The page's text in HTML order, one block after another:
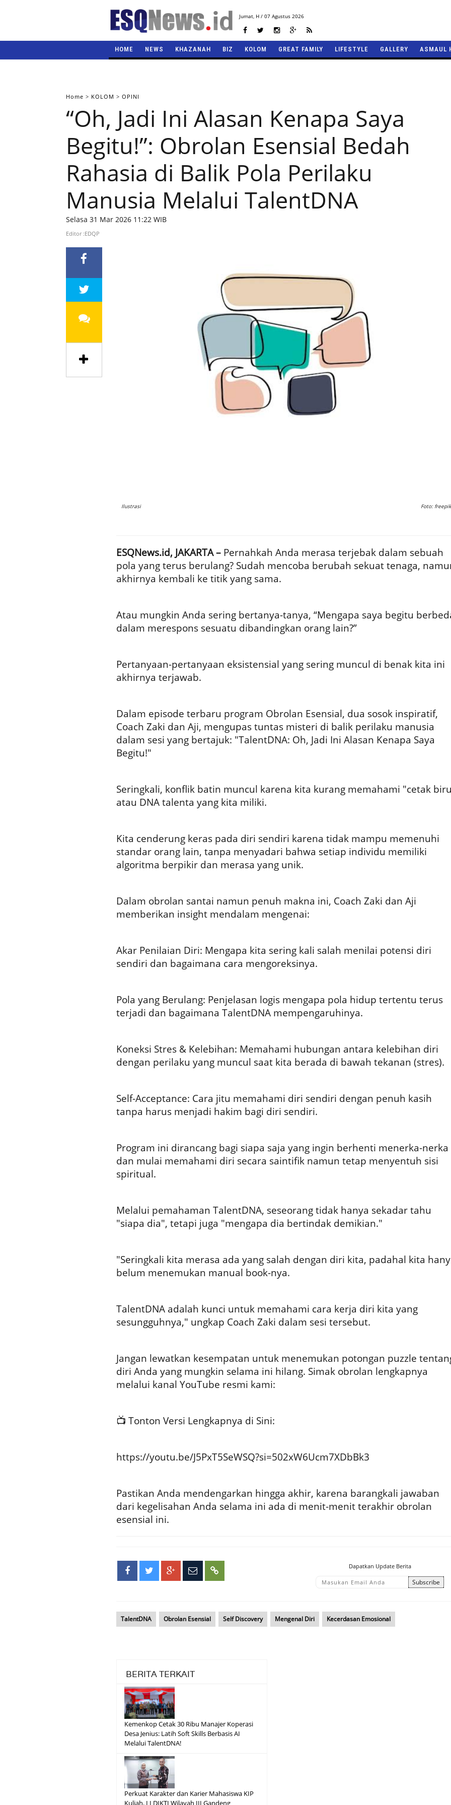
Jumat,H / 07 Agustus 2026
HOME NEWS KHAZANAH BIZ KOLOM GREAT FAMILY LIFESTYLE GALLERY ASMAUL
Home > KOLOM > OPINI
“Oh, Jadi Ini Alasan Kenapa Saya
Begitu!”: Obrolan Esensial Bedah
Rahasia di Balik Pola Perilaku
Manusia Melalui TalentDNA
Selasa 31 Mar 2026 11:22 WIB
Editor :EDQP
Ilustrasi Foto: freepik
ESQNews.id, JAKARTA –Pernahkah Anda merasa terjebak dalam sebuah
pola yang terus berulang? Sudah mencoba berubah sekuat tenaga,
akhirnya kembali ke titik yang sama.
Atau mungkin Anda sering bertanya-tanya, “Mengapa saya begitu
dalam merespons sesuatu dibandingkan orang lain?”
Pertanyaan-pertanyaan eksistensial yang sering muncul di benak kita ini
akhirnya terjawab.
Dalam episode terbaru program Obrolan Esensial, dua sosok inspiratif,
Coach Zaki dan Aji, mengupas tuntas misteri di balik perilaku manusia
dalam sesi yang bertajuk: "TalentDNA: Oh, Jadi Ini Alasan Kenapa Saya
Begitu!"
Seringkali, konflik batin muncul karena kita kurang memahami "cetak
atau DNA talenta yang kita miliki.
Kita cenderung keras pada diri sendiri karena tidak mampu memenuhi
standar orang lain, tanpa menyadari bahwa setiap individu memiliki
algoritma berpikir dan merasa yang unik.
Dalam obrolan santai namun penuh makna ini, Coach Zaki dan Aji
memberikan insight mendalam mengenai:
Akar Penilaian Diri: Mengapa kita sering kali salah menilai potensi diri
sendiri dan bagaimana cara mengoreksinya.
Pola yang Berulang: Penjelasan logis mengapa pola hidup tertentu terus
terjadi dan bagaimana TalentDNA mempengaruhinya.
Koneksi Stres & Kelebihan: Memahami hubungan antara kelebihan diri
dengan perilaku yang muncul saat kita berada di bawah tekanan (stres).
Self-Acceptance: Cara jitu memahami diri sendiri dengan penuh kasih
tanpa harus menjadi hakim bagi diri sendiri.
Program ini dirancang bagi siapa saja yang ingin berhenti menerka-nerka
dan mulai memahami diri secara saintifik namun tetap menyentuh sisi
spiritual.
Melalui pemahaman TalentDNA, seseorang tidak hanya sekadar tahu
"siapa dia", tetapi juga "mengapa dia bertindak demikian."
"Seringkali kita merasa ada yang salah dengan diri kita, padahal kita
belum menemukan manual book-nya.
TalentDNA adalah kunci untuk memahami cara kerja diri kita yang
sesungguhnya," ungkap Coach Zaki dalam sesi tersebut.
Jangan lewatkan kesempatan untuk menemukan potongan puzzle
diri Anda yang mungkin selama ini hilang. Simak obrolan lengkapnya
melalui kanal YouTube resmi kami:
📺 Tonton Versi Lengkapnya di Sini:
https://youtu.be/J5PxT5SeWSQ?si=502xW6Ucm7XDbBk3
Pastikan Anda mendengarkan hingga akhir, karena barangkali jawaban
dari kegelisahan Anda selama ini ada di menit-menit terakhir obrolan
esensial ini.
Dapatkan Update Berita
TalentDNA Obrolan Esensial Self Discovery Mengenal Diri Kecerdasan Emosional
BERITA TERKAIT
Kemenkop Cetak 30 Ribu Manajer Koperasi
Desa Jenius: Latih Soft Skills Berbasis AI
Melalui TalentDNA!
Perkuat Karakter dan Karier Mahasiswa KIP
Kuliah, LLDIKTI Wilayah III Gandeng